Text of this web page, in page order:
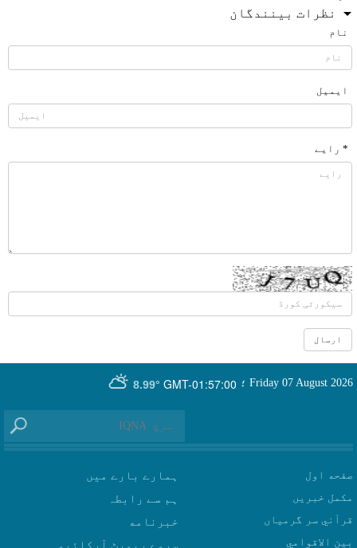
نظرات بینندگان
نام
ایمیل
* رایے
GMT-01:57:00
8.99° Friday 07 August 2026 ؛
صفحه اول
مکمل خبریں
قرآني سر گرمياں
بين الاقوامي
ہمارے بارے میں
ہم سے رابطہ
سروے رپورٹ آرکائیو